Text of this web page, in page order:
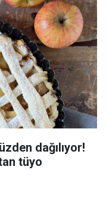
dağılıyor!
tüyo